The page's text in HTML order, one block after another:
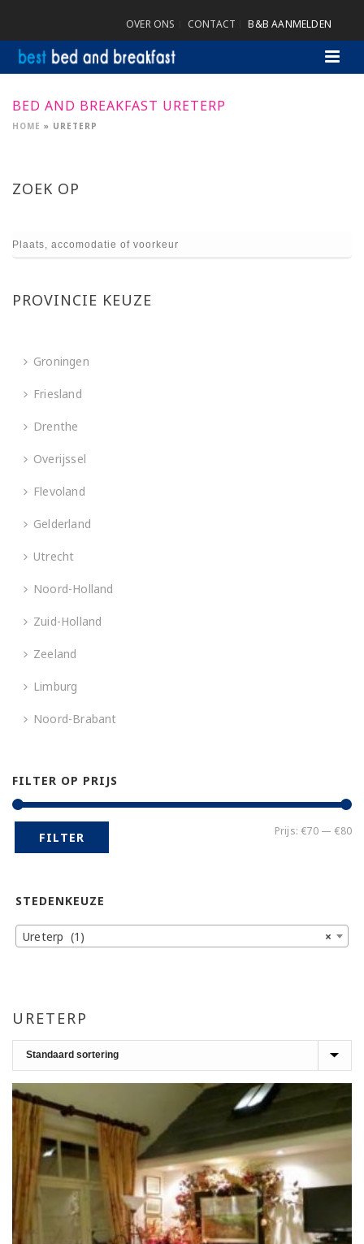
OVER ONS CONTACT B&B AANMELDEN
BED AND BREAKFAST URETERP
HOME » URETERP
URETERP
ZOEK OP
PROVINCIE KEUZE
Groningen
Friesland
Drenthe
Overijssel
Flevoland
Gelderland
Utrecht
Noord-Holland
Zuid-Holland
Zeeland
Limburg
Noord-Brabant
FILTER OP PRIJS
FILTER Prijs:€70—€80
STEDENKEUZE
×
Ureterp (1)